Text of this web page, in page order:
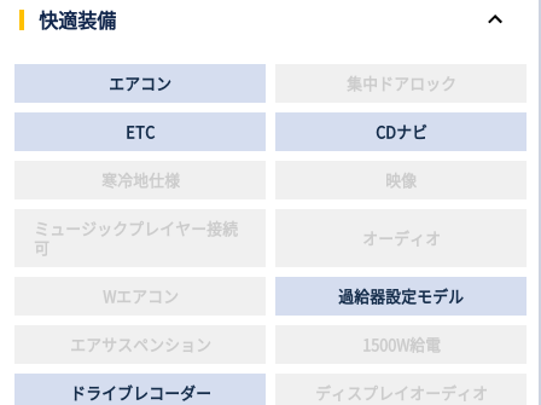
快適装備
エアコン 集中ドアロック
ETC CDナビ
寒冷地仕様 映像
ミュージックプレイヤー接続
可
オーディオ
Wエアコン 過給器設定モデル
エアサスペンション 1500W給電
ドライブレコーダー ディスプレイオーディオ